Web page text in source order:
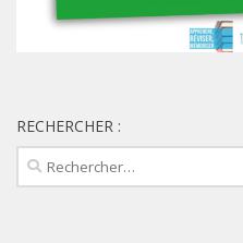
RECHERCHER :
Rechercher :